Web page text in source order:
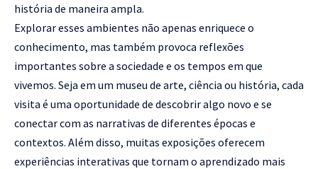
história de maneira ampla.
Explorar esses ambientes não apenas enriquece o
conhecimento, mas também provoca reflexões
importantes sobre a sociedade e os tempos em que
vivemos. Seja em um museu de arte, ciência ou história, cada
visita é uma oportunidade de descobrir algo novo e se
conectar com as narrativas de diferentes épocas e
contextos. Além disso, muitas exposições oferecem
experiências interativas que tornam o aprendizado mais